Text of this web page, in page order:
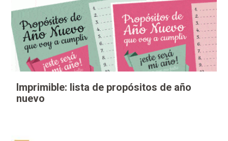
Imprimible: lista de propósitos de año
nuevo